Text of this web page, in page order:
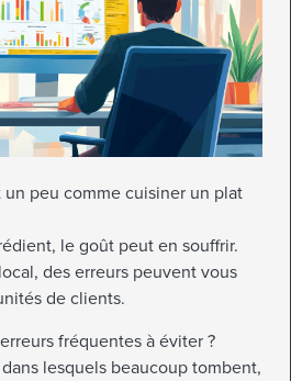
un peu comme cuisiner un plat
le goût peut en souffrir.
des erreurs peuvent vous
de clients.
fréquentes à éviter ?
lesquels beaucoup tombent,